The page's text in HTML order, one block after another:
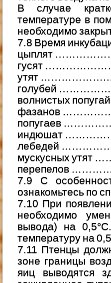
B случае
температуре в
необходимо
7.8 Время
цыплят
гусят
утят
голубей
волнистых
фазанов
попугаев
индюшат
лебедей
мускусных утят
перепелов
7.9 С
ознакомьтесь по
7.10 При
необходимо
вывода) на
температуру на
7.11 Птенцы
зоне границы
яиц выводятся